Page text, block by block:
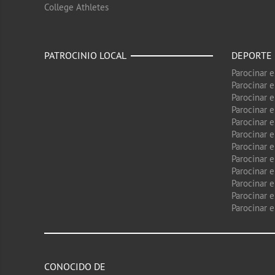
College Athletes
PATROCINIO LOCAL DEPORTE
Parocinar
Parocinar
Parocinar
Parocinar
Parocinar
Parocinar
Parocinar
Parocinar
Parocinar
Parocinar
Parocinar
Parocinar
CONOCIDO DE